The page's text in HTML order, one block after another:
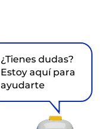
¿Tienes dudas?
Estoy aquí para
ayudarte